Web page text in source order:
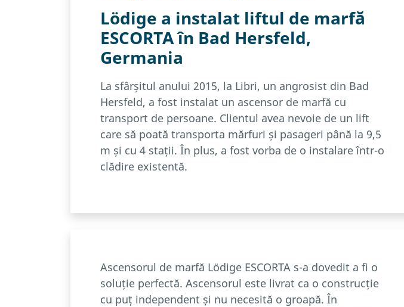
Lödige a instalat liftul de marfă
ESCORTA în Bad Hersfeld,
Germania
La sfârșitul anului 2015, la Libri, un angrosist din Bad
Hersfeld, a fost instalat un ascensor de marfă cu
transport de persoane. Clientul avea nevoie de un lift
care să poată transporta mărfuri și pasageri până la 9,5
m și cu 4 stații. În plus, a fost vorba de o instalare într-o
clădire existentă.
Ascensorul de marfă Lödige ESCORTA s-a dovedit a fi o
soluție perfectă. Ascensorul este livrat ca o construcție
cu puț independent și nu necesită o groapă. În